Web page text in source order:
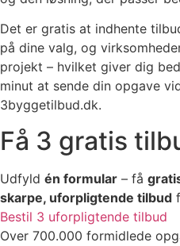
Det er gratis at indhente
på dine valg, og
projekt – hvilket giver dig
minut at sende din opgave
3byggetilbud.dk.
Få 3 gratis
Udfyld én formular – få
skarpe, uforpligtende tilbud
Bestil 3 uforpligtende tilbud
Over 700.000 formidlede